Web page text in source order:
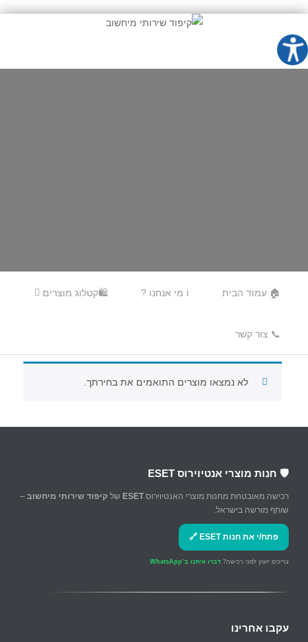
Menu🏠 עמוד הבית
ℹ️ מי אנחנו ? 🛍️קטלוג מוצרים
📞 צור קשר
לא נמצאו מוצרים התואמים את בחירתך.
🛡️ חנות מוצרי אנטיוירוס ESET
רכישה מאובטחת מחנות מוצרי האנטיוירוס ESET של קיפוד שירותי מיחשוב –
שותף מורשה בישראל.
פתח/י את חנות ESET 🔗
צריכים ייעוץ לפני רכישה? דברו איתנו ב־WhatsApp
עקבו אחרינו